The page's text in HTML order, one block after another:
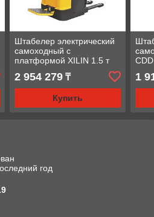
Штабелер электрический
самоходный с
платформой XILIN 1.5 т
2 954 279₸
Купить
1
год